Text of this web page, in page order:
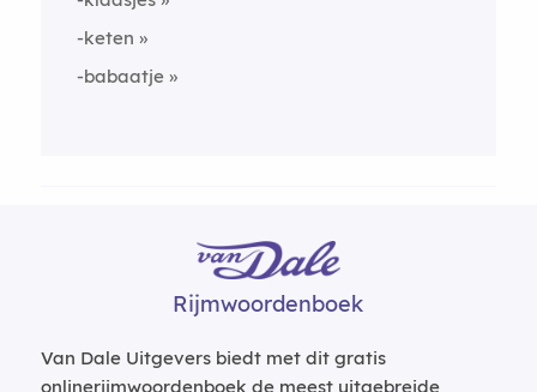
-keten
-babaatje
Rijmwoordenboek
Van Dale Uitgevers biedt met dit gratis
onlinerijmwoordenboek de meest uitgebreide